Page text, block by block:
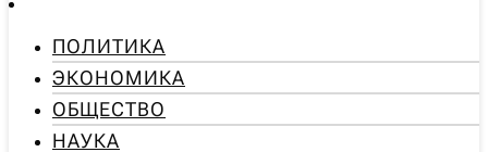
ПОЛИТИКА
ЭКОНОМИКА
ОБЩЕСТВО
НАУКА